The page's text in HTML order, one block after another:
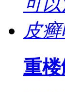
重